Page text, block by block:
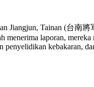
Jiangjun, Tainan (台南
laporan,
kebakaran,